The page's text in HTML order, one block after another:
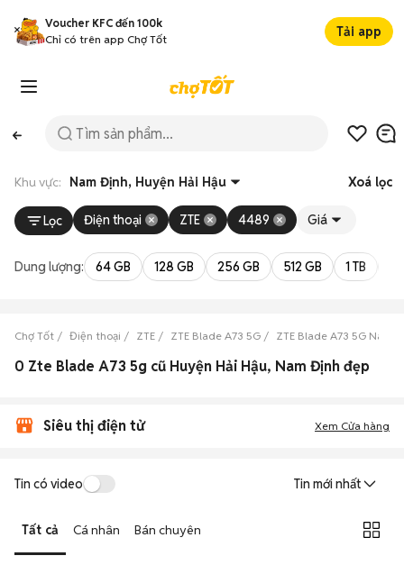
Voucher KFC đến 100k
Chỉ có trên app Chợ Tốt
Tải app
Khu vực: Nam Định, Huyện Hải Hậu Xoá lọc
Lọc Điện thoại ZTE 4489 Giá
Dung lượng: 64 GB 128 GB 256 GB 512 GB 1 TB
Chợ Tốt Điện thoại ZTE ZTE Blade A73 5G ZTE Blade A73 5G Nam
0 Zte Blade A73 5g cũ Huyện Hải Hậu, Nam Định đẹp
Siêu thị điện tử Xem Cửa hàng
Tin có video Tin mới nhất
Tất cả Cá nhân Bán chuyên